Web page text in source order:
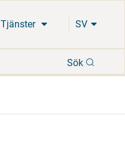
Tjänster SV
Sök